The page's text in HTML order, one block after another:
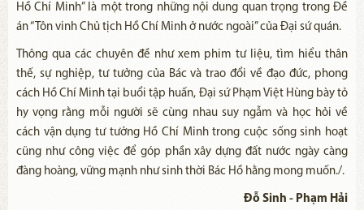
Hồ Chí Minh” là một trong những nội dung quan trọng trong Đề
án “Tôn vinh Chủ tịch Hồ Chí Minh ở nước ngoài” của Đại sứ quán.
Thông qua các chuyên đề như xem phim tư liệu, tìm hiểu thân
thế, sự nghiệp, tư tưởng của Bác và trao đổi về đạo đức, phong
cách Hồ Chí Minh tại buổi tập huấn, Đại sứ Phạm Việt Hùng bày tỏ
hy vọng rằng mỗi người sẽ cùng nhau suy ngẫm và học hỏi về
cách vận dụng tư tưởng Hồ Chí Minh trong cuộc sống sinh hoạt
cũng như công việc để góp phần xây dựng đất nước ngày càng
đàng hoàng, vững mạnh như sinh thời Bác Hồ hằng mong muốn./.
Đỗ Sinh - Phạm Hải